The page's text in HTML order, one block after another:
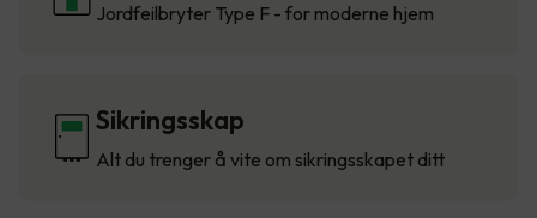
Jordfeilbryter Type F - for moderne hjem
Sikringsskap
Alt du trenger å vite om sikringsskapet ditt